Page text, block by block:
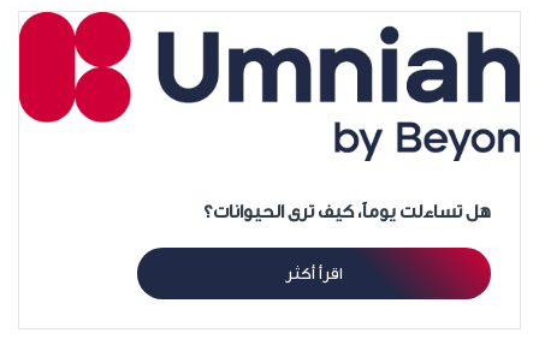
هل تساءلت يوماً، كيف ترى الحيوانات؟
اقرأ أكثر